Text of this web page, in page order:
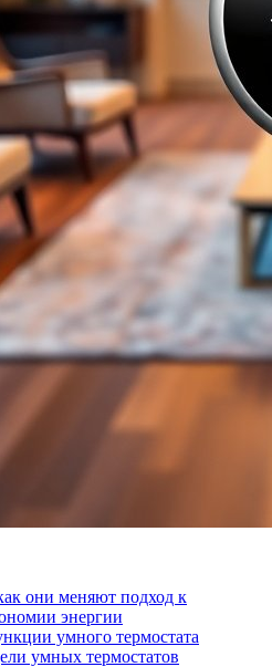
они меняют подход к
энергии
умного термостата
умных термостатов